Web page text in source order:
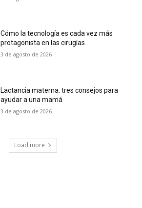
Cómo la tecnología es cada vez más
protagonista en las cirugías
3 de agosto de 2026
Lactancia materna: tres consejos para
ayudar a una mamá
3 de agosto de 2026
Load more